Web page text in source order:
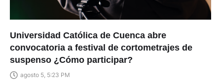
Universidad Católica de Cuenca abre
convocatoria a festival de cortometrajes de
suspenso ¿Cómo participar?
agosto 5, 5:23 PM